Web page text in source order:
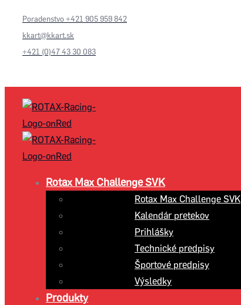
Poradenstvo +421 905 959 842
kkart@kkart.sk
+421 (0)47 43 30 083
Rotax Max Challenge SVK
Rotax Max Challenge SVK
Kalendár pretekov
Prihlášky
Technické predpisy
Športové predpisy
Výsledky
Produkty